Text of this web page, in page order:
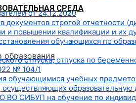
СРЕДА
образования
от 24.12.2020
документов строгой отчетности
и повышении квалификации и их
обучающихся по
отпуска, отпуска по
№ 104/1
обучающимися учебных
образовательную
СИБУП на обучение по